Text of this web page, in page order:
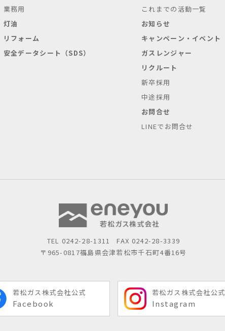
業務用
灯油
リフォーム
安全データシート（SDS）
これまでの活動一覧
お知らせ
キャンペーン・イベント
ガスレンジャー
リクルート
新卒採用
中途採用
お問合せ
LINEでお問合せ
TEL 0242-28-1311
FAX 0242-28-3339
〒965-0817福島県会津若松市千石町4番16号
若松ガス株式会社公式
Facebook
若松ガス株式会社公式
Instagram